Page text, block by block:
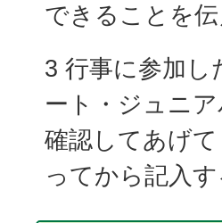
できることを
3 行事に参加
ート・ジュニ
確認してあげ
ってから記入